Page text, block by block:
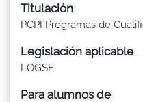
Titulación
PCPI Programas de
Legislación aplicable
LOGSE
Para alumnos de